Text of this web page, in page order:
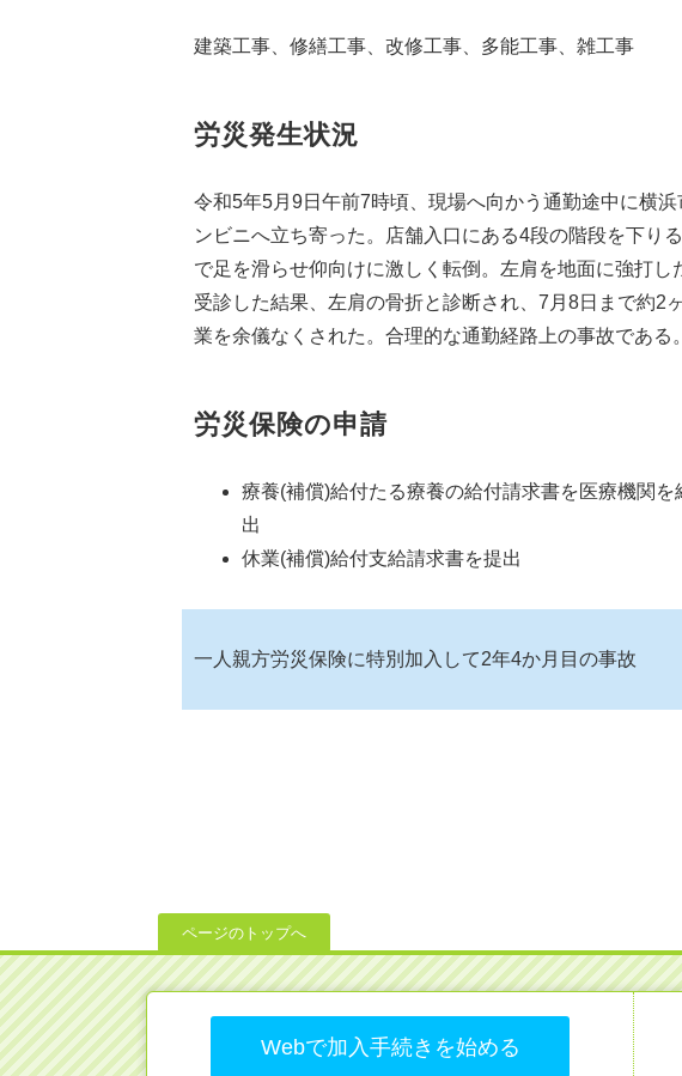
建築工事、修繕工事、改修工事、多能工事、雑工事
労災発生状況
令和5年5月9日午前7時頃、現場へ向かう通勤途中に横浜
ンビニへ立ち寄った。店舗入口にある4段の階段を下り
で足を滑らせ仰向けに激しく転倒。左肩を地面に強打し
受診した結果、左肩の骨折と診断され、7月8日まで約2
業を余儀なくされた。合理的な通勤経路上の事故である。
労災保険の申請
療養(補償)給付たる療養の給付請求書を医療機関を
出
休業(補償)給付支給請求書を提出
一人親方労災保険に特別加入して2年4か月目の事故
ページのトップへ
Webで加入手続きを始める